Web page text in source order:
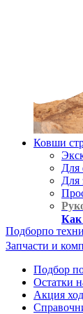
Ковши
Для
Для
Как
Подборпо
Запчасти и
Подбор
Остатки
Акция